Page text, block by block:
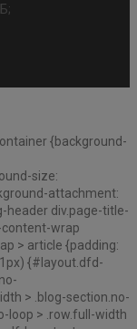
{background-
size:
attachment:
header div.page-title-
wrap
> article {padding:
{#layout.dfd-
> .blog-section.no-
loop > .row.full-width